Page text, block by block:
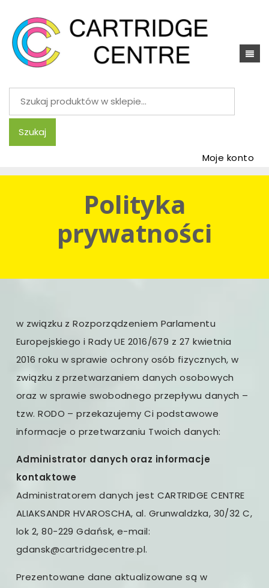
Szukaj:
Szukaj
Moje konto
Polityka
prywatności
w związku z Rozporządzeniem Parlamentu
Europejskiego i Rady UE 2016/679 z 27 kwietnia
2016 roku w sprawie ochrony osób fizycznych, w
związku z przetwarzaniem danych osobowych
oraz w sprawie swobodnego przepływu danych –
tzw. RODO – przekazujemy Ci podstawowe
informacje o przetwarzaniu Twoich danych:
Administrator danych oraz informacje
kontaktowe
Administratorem danych jest CARTRIDGE CENTRE
ALIAKSANDR HVAROSCHA, al. Grunwaldzka, 30/32 C,
lok 2, 80-229 Gdańsk, e-mail:
gdansk@cartridgecentre.pl.
Prezentowane dane aktualizowane są w